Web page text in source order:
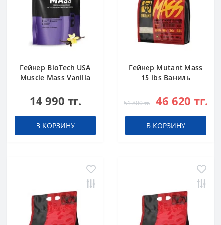
Гейнер BioTech USA
Muscle Mass Vanilla
14 990 тг.
В КОРЗИНУ
Гейнер Mutant Mass
15 lbs Ваниль
51 800 тг. 46 620 тг.
В КОРЗИНУ